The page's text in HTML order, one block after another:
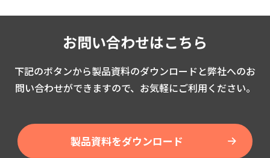
お問い合わせはこちら
下記のボタンから製品資料のダウンロードと弊社へのお
問い合わせができますので、お気軽にご利用ください。
製品資料をダウンロード